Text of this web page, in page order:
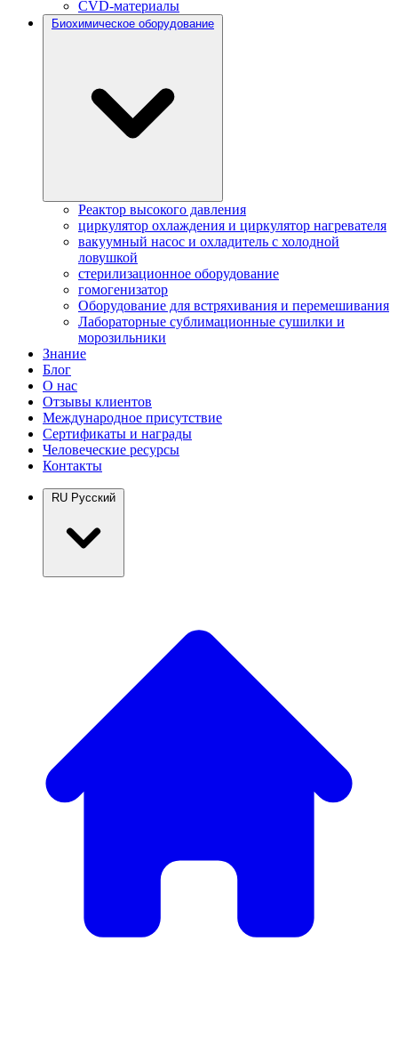
CVD-материалы
Биохимическое оборудование
Реактор высокого давления
циркулятор охлаждения и циркулятор нагревателя
вакуумный насос и охладитель с холодной
ловушкой
стерилизационное оборудование
гомогенизатор
Оборудование для встряхивания и перемешивания
Лабораторные сублимационные сушилки и
морозильники
Знание
Блог
О нас
Отзывы клиентов
Международное присутствие
Сертификаты и награды
Человеческие ресурсы
Контакты
RU Русский